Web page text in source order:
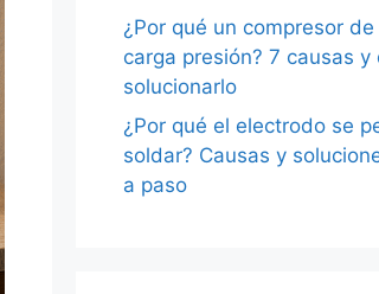
¿Por qué un compresor
carga presión? 7 causas y
solucionarlo
¿Por qué el electrodo se
soldar? Causas y
a paso